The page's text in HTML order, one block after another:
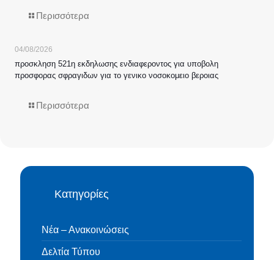
Περισσότερα
04/08/2026
προσκληση 521η εκδηλωσης ενδιαφεροντος για υποβολη
προσφορας σφραγιδων για το γενικο νοσοκομειο βεροιας
Περισσότερα
Κατηγορίες
Νέα – Ανακοινώσεις
Δελτία Τύπου